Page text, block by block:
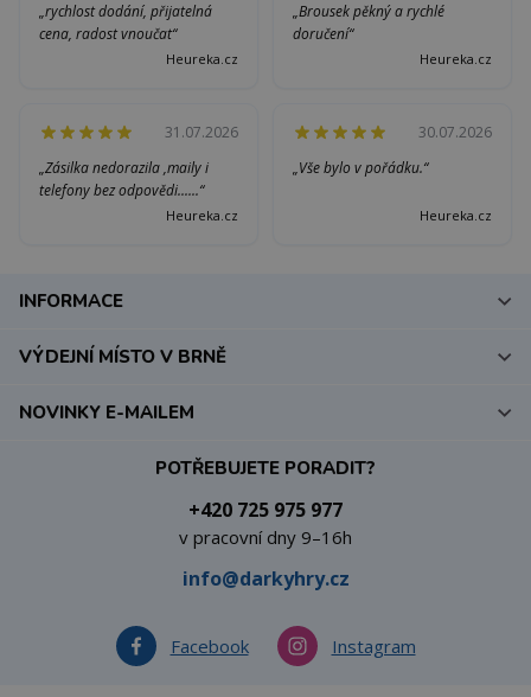
„rychlost dodání, přijatelná
cena, radost vnoučat“
Heureka.cz
„Brousek pěkný a rychlé
doručení“
Heureka.cz
31.07.2026
„Zásilka nedorazila ,maily i
telefony bez odpovědi......“
Heureka.cz
30.07.2026
„Vše bylo v pořádku.“
Heureka.cz
INFORMACE
VÝDEJNÍ MÍSTO V BRNĚ
POTŘEBUJETE PORADIT?
+420 725 975 977
v pracovní dny 9–16h
info@darkyhry.cz
Facebook Instagram
NOVINKY E-MAILEM